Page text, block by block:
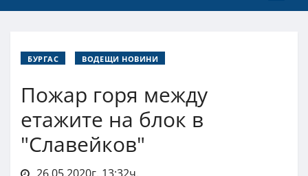
БУРГАС ВОДЕЩИ НОВИНИ
Пожар горя между
етажите на блок в
"Славейков"